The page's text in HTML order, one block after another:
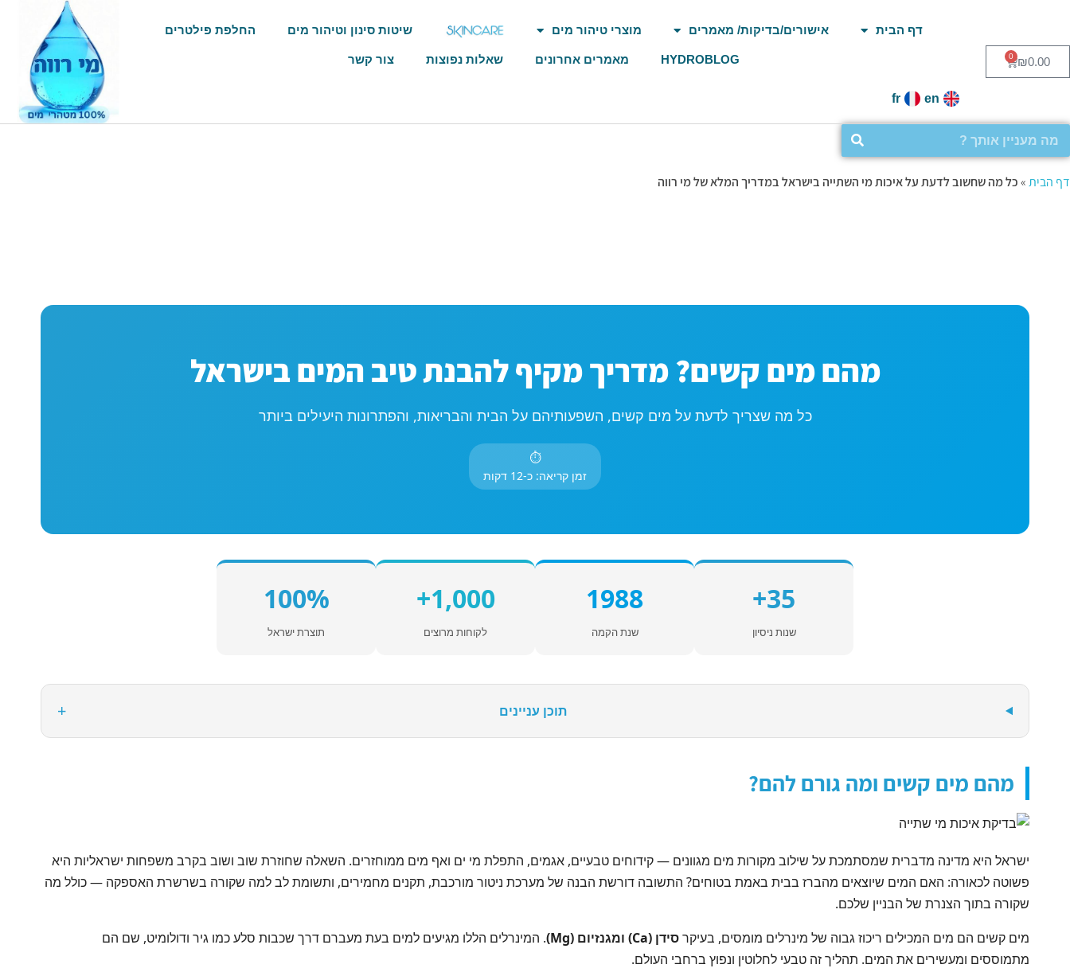
₪0.00
0
דף הבית אישורים/בדיקות/ מאמרים מוצרי טיהור מים שיטות סינון וטיהור מים החלפת פילטרים
HYDROBLOG מאמרים אחרונים שאלות נפוצות צור קשר
en
fr
דף הבית»כל מה שחשוב לדעת על איכות מי השתייה בישראל במדריך המלא של מי רווה
מהם מים קשים? מדריך מקיף להבנת טיב המים בישראל
כל מה שצריך לדעת על מים קשים, השפעותיהם על הבית והבריאות, והפתרונות היעילים ביותר
⏱
זמן קריאה: כ-12 דקות
35+
שנות ניסיון
1988
שנת הקמה
1,000+
לקוחות מרוצים
100%
תוצרת ישראל
תוכן עניינים +
מהם מים קשים ומה גורם להם?
ישראל היא מדינה מדברית שמסתמכת על שילוב מקורות מים מגוונים — קידוחים טבעיים, אגמים, התפלת מי ים ואף מים ממוחזרים. השאלה שחוזרת שוב ושוב בקרב משפחות ישראליות היא
פשוטה לכאורה: האם המים שיוצאים מהברז בבית באמת בטוחים? התשובה דורשת הבנה של מערכת ניטור מורכבת, תקנים מחמירים, ותשומת לב למה שקורה בשרשרת האספקה — כולל מה
שקורה בתוך הצנרת של הבניין שלכם.
מים קשים הם מים המכילים ריכוז גבוה של מינרלים מומסים, בעיקרסידן (Ca) ומגנזיום (Mg)
. המינרלים הללו מגיעים למים בעת מעברם דרך שכבות סלע כמו גיר ודולומיט, שם הם
מתמוססים ומעשירים את המים. תהליך זה טבעי לחלוטין ונפוץ ברחבי העולם.